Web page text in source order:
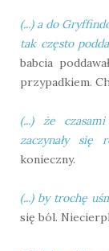
(...) a do
tak często
babcia
przypadkiem.
(...) że
zaczynały się
konieczny.
(...) by trochę
się ból.